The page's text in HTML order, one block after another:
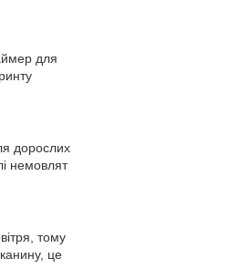
для
дорослих
немовлят
тому
це